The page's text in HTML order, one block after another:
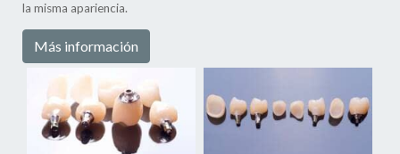
la misma apariencia.
Más información